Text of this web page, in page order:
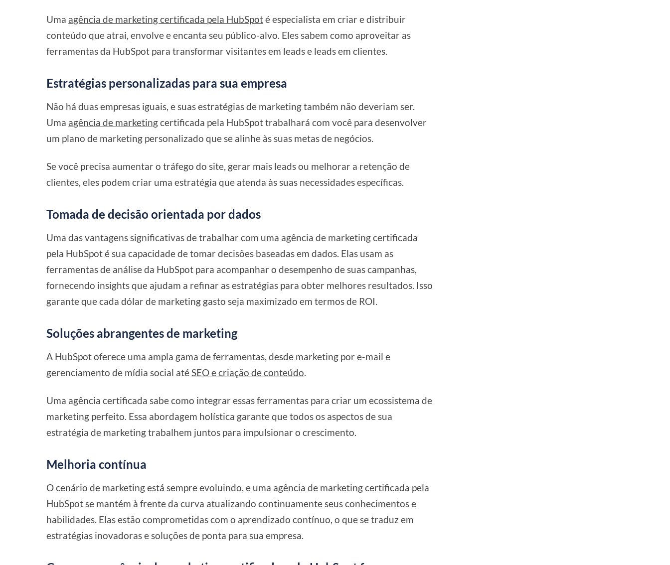
Uma agência de marketing certificada pela HubSpoté especialista em criar e distribuir
conteúdo que atrai, envolve e encanta seu público-alvo. Eles sabem como aproveitar as
ferramentas da HubSpot para transformar visitantes em leads e leads em clientes.
Estratégias personalizadas para sua empresa
Não há duas empresas iguais, e suas estratégias de marketing também não deveriam ser.
Uma agência de marketingcertificada pela HubSpot trabalhará com você para desenvolver
um plano de marketing personalizado que se alinhe às suas metas de negócios.
Se você precisa aumentar o tráfego do site, gerar mais leads ou melhorar a retenção de
clientes, eles podem criar uma estratégia que atenda às suas necessidades específicas.
Tomada de decisão orientada por dados
Uma das vantagens significativas de trabalhar com uma agência de marketing certificada
pela HubSpot é sua capacidade de tomar decisões baseadas em dados. Elas usam as
ferramentas de análise da HubSpot para acompanhar o desempenho de suas campanhas,
fornecendo insights que ajudam a refinar as estratégias para obter melhores resultados. Isso
garante que cada dólar de marketing gasto seja maximizado em termos de ROI.
Soluções abrangentes de marketing
A HubSpot oferece uma ampla gama de ferramentas, desde marketing por e-mail e
gerenciamento de mídia social atéSEO e criação de conteúdo.
Uma agência certificada sabe como integrar essas ferramentas para criar um ecossistema de
marketing perfeito. Essa abordagem holística garante que todos os aspectos de sua
estratégia de marketing trabalhem juntos para impulsionar o crescimento.
Melhoria contínua
O cenário de marketing está sempre evoluindo, e uma agência de marketing certificada pela
HubSpot se mantém à frente da curva atualizando continuamente seus conhecimentos e
habilidades. Elas estão comprometidas com o aprendizado contínuo, o que se traduz em
estratégias inovadoras e soluções de ponta para sua empresa.